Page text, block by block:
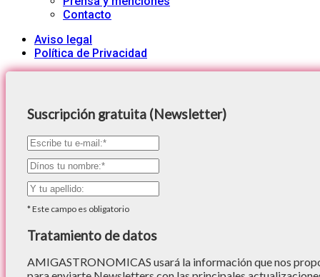
Contacto
Aviso legal
Política de Privacidad
Suscripción gratuita (Newsletter)
*Este campo es obligatorio
Tratamiento de datos
AMIGASTRONOMICAS usará la información que nos